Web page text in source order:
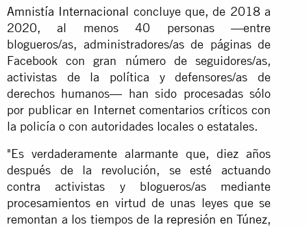
Amnistía Internacional concluye que, de 2018 a
2020, al menos 40 personas —entre
blogueros/as, administradores/as de páginas de
Facebook con gran número de seguidores/as,
activistas de la política y defensores/as de
derechos humanos— han sido procesadas sólo
por publicar en Internet comentarios críticos con
la policía o con autoridades locales o estatales.
"Es verdaderamente alarmante que, diez años
después de la revolución, se esté actuando
contra activistas y blogueros/as mediante
procesamientos en virtud de unas leyes que se
remontan a los tiempos de la represión en Túnez,